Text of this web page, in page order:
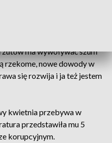
ma wywoływać szum
rzekome, nowe dowody w
się rozwija i ja też jestem
kwietnia przebywa w
przedstawiła mu 5
korupcyjnym.